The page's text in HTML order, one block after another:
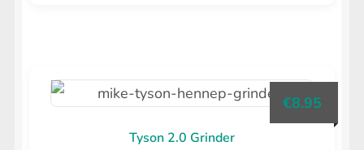
Tyson 2.0 Grinder
€8.95